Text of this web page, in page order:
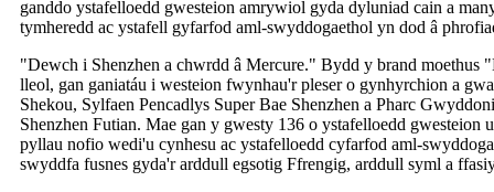
ganddo ystafelloedd gwesteion amrywiol gyda dyluniad cain a
tymheredd ac ystafell gyfarfod aml-swyddogaethol yn dod â
"Dewch i Shenzhen a chwrdd â Mercure." Bydd y brand
lleol, gan ganiatáu i westeion fwynhau'r pleser o gynhyrchion a
Shekou, Sylfaen Pencadlys Super Bae Shenzhen a Pharc
Shenzhen Futian. Mae gan y gwesty 136 o ystafelloedd
pyllau nofio wedi'u cynhesu ac ystafelloedd cyfarfod aml-
swyddfa fusnes gyda'r arddull egsotig Ffrengig, arddull syml a